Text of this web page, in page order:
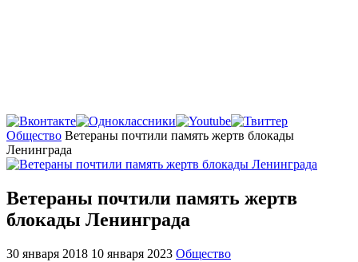
Главная
Общество Ветераны почтили память жертв блокады
Ленинграда
Ветераны почтили память жертв
блокады Ленинграда
30 января 2018 10 января 2023 Общество